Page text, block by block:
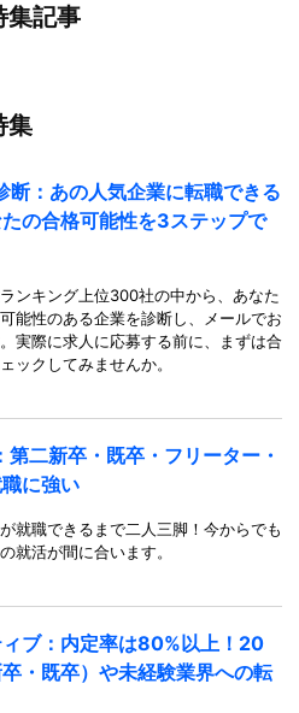
集記事
集
断：あの人気企業に転職できる
の合格可能性を3ステップで
ンキング上位300社の中から、あなた
能性のある企業を診断し、メールでお
実際に求人に応募する前に、まずは合
ックしてみませんか。
第二新卒・既卒・フリーター・
に強い
就職できるまで二人三脚！今からでも
就活が間に合います。
ブ：内定率は80%以上！20
・既卒）や未経験業界への転